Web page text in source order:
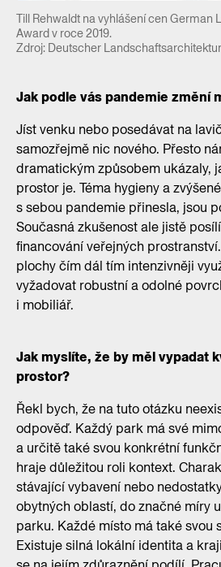
Till Rehwaldt na vyhlášení cen German
Award v roce 2019.
Zdroj: Deutscher Landschaftsarchitektur
Jak podle vás pandemie změní
Jíst venku nebo posedávat na
samozřejmě nic nového. Přesto
dramatickým způsobem ukázaly,
prostor je. Téma hygieny a
s sebou pandemie přinesla, jsou
Současná zkušenost ale jistě
financování veřejných
plochy čím dál tím intenzivněji
vyžadovat robustní a odolné
i mobiliář.
Jak myslíte, že by měl vypadat
prostor?
Řekl bych, že na tuto otázku
odpověď. Každý park má své
a určitě také svou konkrétní
hraje důležitou roli kontext.
stávající vybavení nebo
obytných oblastí, do značné míry
parku. Každé místo má také svou
Existuje silná lokální identita a